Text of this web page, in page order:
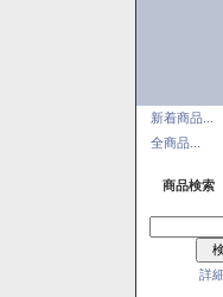
新着商品...
全商品...
商品検索
詳